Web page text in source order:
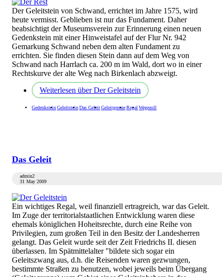
Der Geleitstein von Schwand, errichtet im Jahre 1575, wird
heute vermisst. Geblieben ist nur das Fundament. Daher
beabsichtigt der Museumsverein zur Erinnerung einen neuen
Gedenkstein mit einer Hinweistafel auf der Flur Nr. 942
Gemarkung Schwand neben dem alten Fundament zu
errichten. Sie finden diesen Stein dann auf dem Weg von
Schwand nach Harrlach ca. 200 m im Wald, dort wo in einer
Rechtskurve der alte Weg nach Birkenlach abzweigt.
Weiterlesen über Der Geleitstein
GedenksteinGeleitsteinDas GeleitGeleitgrenzeRegalWegezoll
Das Geleit
admin2
31 May 2009
Ein wichtiges Regal, weil finanziell ertragreich, war das Geleit.
Im Zuge der territorialstaatlichen Entwicklung waren diese
ehemals königlichen Hoheitsrechte, durch eine Reihe von
Privilegien, zum großen Teil in den Besitz der Landesherren
gelangt. Das Geleit wurde seit der Zeit Friedrichs II. diesen
überlassen. Im Spätmittelalter "bildete sich sogar ein
Geleitszwang aus, d.h. die Reisenden waren gezwungen,
bestimmte Straßen zu benutzen, wobei jeweils beim Übergang